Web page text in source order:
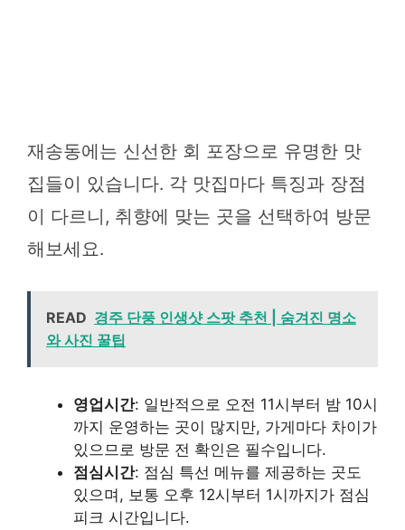
재송동에는 신선한 회 포장으로 유명한 맛
집들이 있습니다. 각 맛집마다 특징과 장점
이 다르니, 취향에 맞는 곳을 선택하여 방문
해보세요.
READ 경주 단풍 인생샷 스팟 추천 | 숨겨진 명소
와 사진 꿀팁
영업시간: 일반적으로 오전 11시부터 밤 10시
까지 운영하는 곳이 많지만, 가게마다 차이가
있으므로 방문 전 확인은 필수입니다.
점심시간: 점심 특선 메뉴를 제공하는 곳도
있으며, 보통 오후 12시부터 1시까지가 점심
피크 시간입니다.